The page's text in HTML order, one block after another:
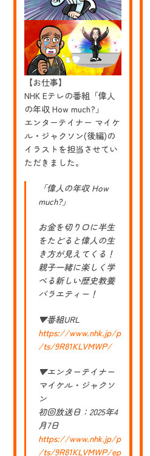
【お仕事】
NHK Eテレの番組「偉人
の年収 How much?」
エンターテイナー マイケ
ル・ジャクソン(後編)の
イラストを担当させてい
ただきました。
「偉人の年収 How
much?」
お金を切り口に半生
をたどると偉人の生
き方が見えてくる！
親子一緒に楽しく学
べる新しい歴史教養
バラエティー！
▼番組URL
https://www.nhk.jp/p
/ts/9R81KLVMWP/
▼エンターテイナー
マイケル・ジャクソ
ン
初回放送日：2025年4
月7日
https://www.nhk.jp/p
/ts/9R81KLVMWP/ep